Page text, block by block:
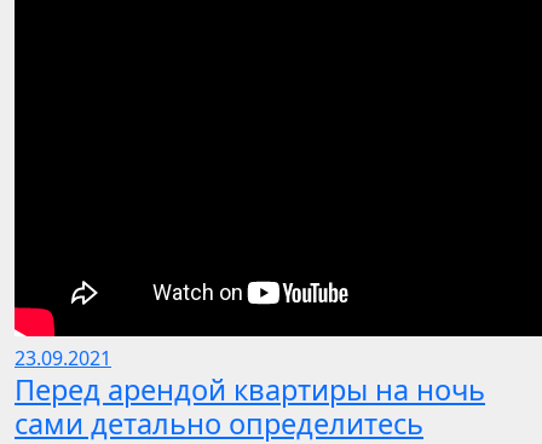
23.09.2021
Перед арендой квартиры на ночь
сами детально определитесь